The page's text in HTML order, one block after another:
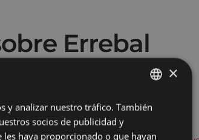
Errebal
BASQUE
×
y analizar nuestro tráfico. También
socios de publicidad y
haya proporcionado o que hayan